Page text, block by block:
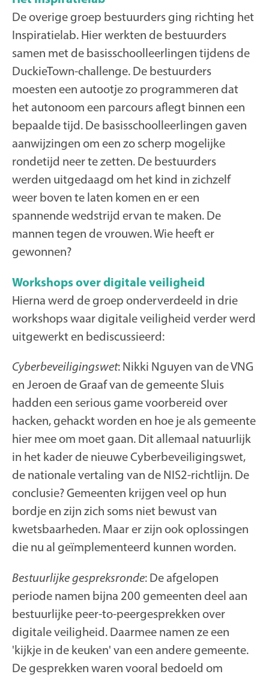
De overige groep bestuurders ging richting het
Inspiratielab. Hier werkten de bestuurders
samen met de basisschoolleerlingen tijdens de
DuckieTown-challenge. De bestuurders
moesten een autootje zo programmeren dat
het autonoom een parcours aflegt binnen een
bepaalde tijd. De basisschoolleerlingen gaven
aanwijzingen om een zo scherp mogelijke
rondetijd neer te zetten. De bestuurders
werden uitgedaagd om het kind in zichzelf
weer boven te laten komen en er een
spannende wedstrijd ervan te maken. De
mannen tegen de vrouwen. Wie heeft er
gewonnen?
Workshops over digitale veiligheid
Hierna werd de groep onderverdeeld in drie
workshops waar digitale veiligheid verder werd
uitgewerkt en bediscussieerd:
Cyberbeveiligingswet: Nikki Nguyen van de VNG
en Jeroen de Graaf van de gemeente Sluis
hadden een serious game voorbereid over
hacken, gehackt worden en hoe je als gemeente
hier mee om moet gaan. Dit allemaal natuurlijk
in het kader de nieuwe Cyberbeveiligingswet,
de nationale vertaling van de NIS2-richtlijn. De
conclusie? Gemeenten krijgen veel op hun
bordje en zijn zich soms niet bewust van
kwetsbaarheden. Maar er zijn ook oplossingen
die nu al geïmplementeerd kunnen worden.
Bestuurlijke gespreksronde: De afgelopen
periode namen bijna 200 gemeenten deel aan
bestuurlijke peer-to-peergesprekken over
digitale veiligheid. Daarmee namen ze een
'kijkje in de keuken' van een andere gemeente.
De gesprekken waren vooral bedoeld om